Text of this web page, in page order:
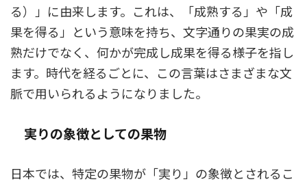
る）」に由来します。これは、「成熟する」や「成
果を得る」という意味を持ち、文字通りの果実の成
熟だけでなく、何かが完成し成果を得る様子を指し
ます。時代を経るごとに、この言葉はさまざまな文
脈で用いられるようになりました。
実りの象徴としての果物
日本では、特定の果物が「実り」の象徴とされるこ